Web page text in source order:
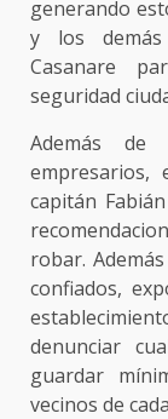
generando
y los demás
Casanare
seguridad
Además de
empresarios,
capitán
robar.
confiados,
denunciar
guardar
vecinos de